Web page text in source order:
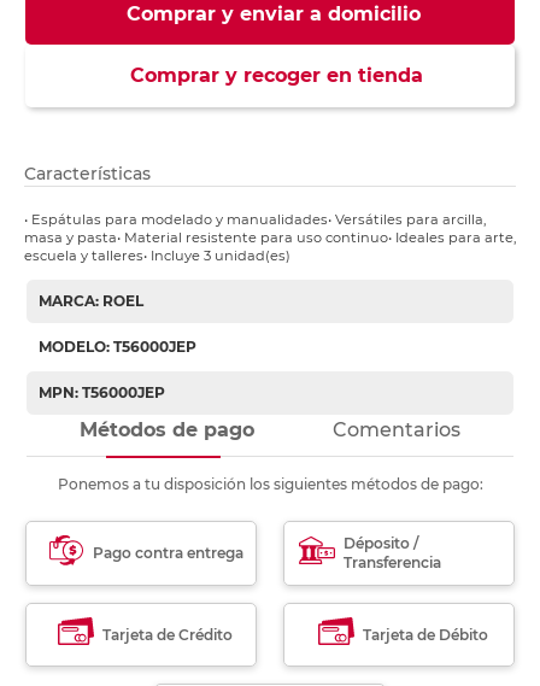
Comprar y enviar a domicilio
Comprar y recoger en tienda
Características
• Espátulas para modelado y manualidades• Versátiles para arcilla,
masa y pasta• Material resistente para uso continuo• Ideales para arte,
escuela y talleres• Incluye 3 unidad(es)
MARCA: ROEL
MODELO: T56000JEP
MPN: T56000JEP
Métodos de pago Comentarios
Ponemos a tu disposición los siguientes métodos de pago:
Pago contra entrega
Déposito /
Transferencia
Tarjeta de Crédito Tarjeta de Débito